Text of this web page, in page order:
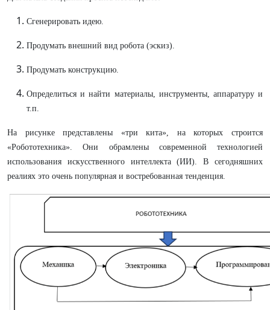
Сгенерировать идею.
Продумать внешний вид робота (эскиз).
Продумать конструкцию.
Определиться и найти материалы, инструменты, аппаратуру и
т.п.
На рисунке представлены «три кита», на которых строится
«Робототехника». Они обрамлены современной технологией
использования искусственного интеллекта (ИИ). В сегодняшних
реалиях это очень популярная и востребованная тенденция.